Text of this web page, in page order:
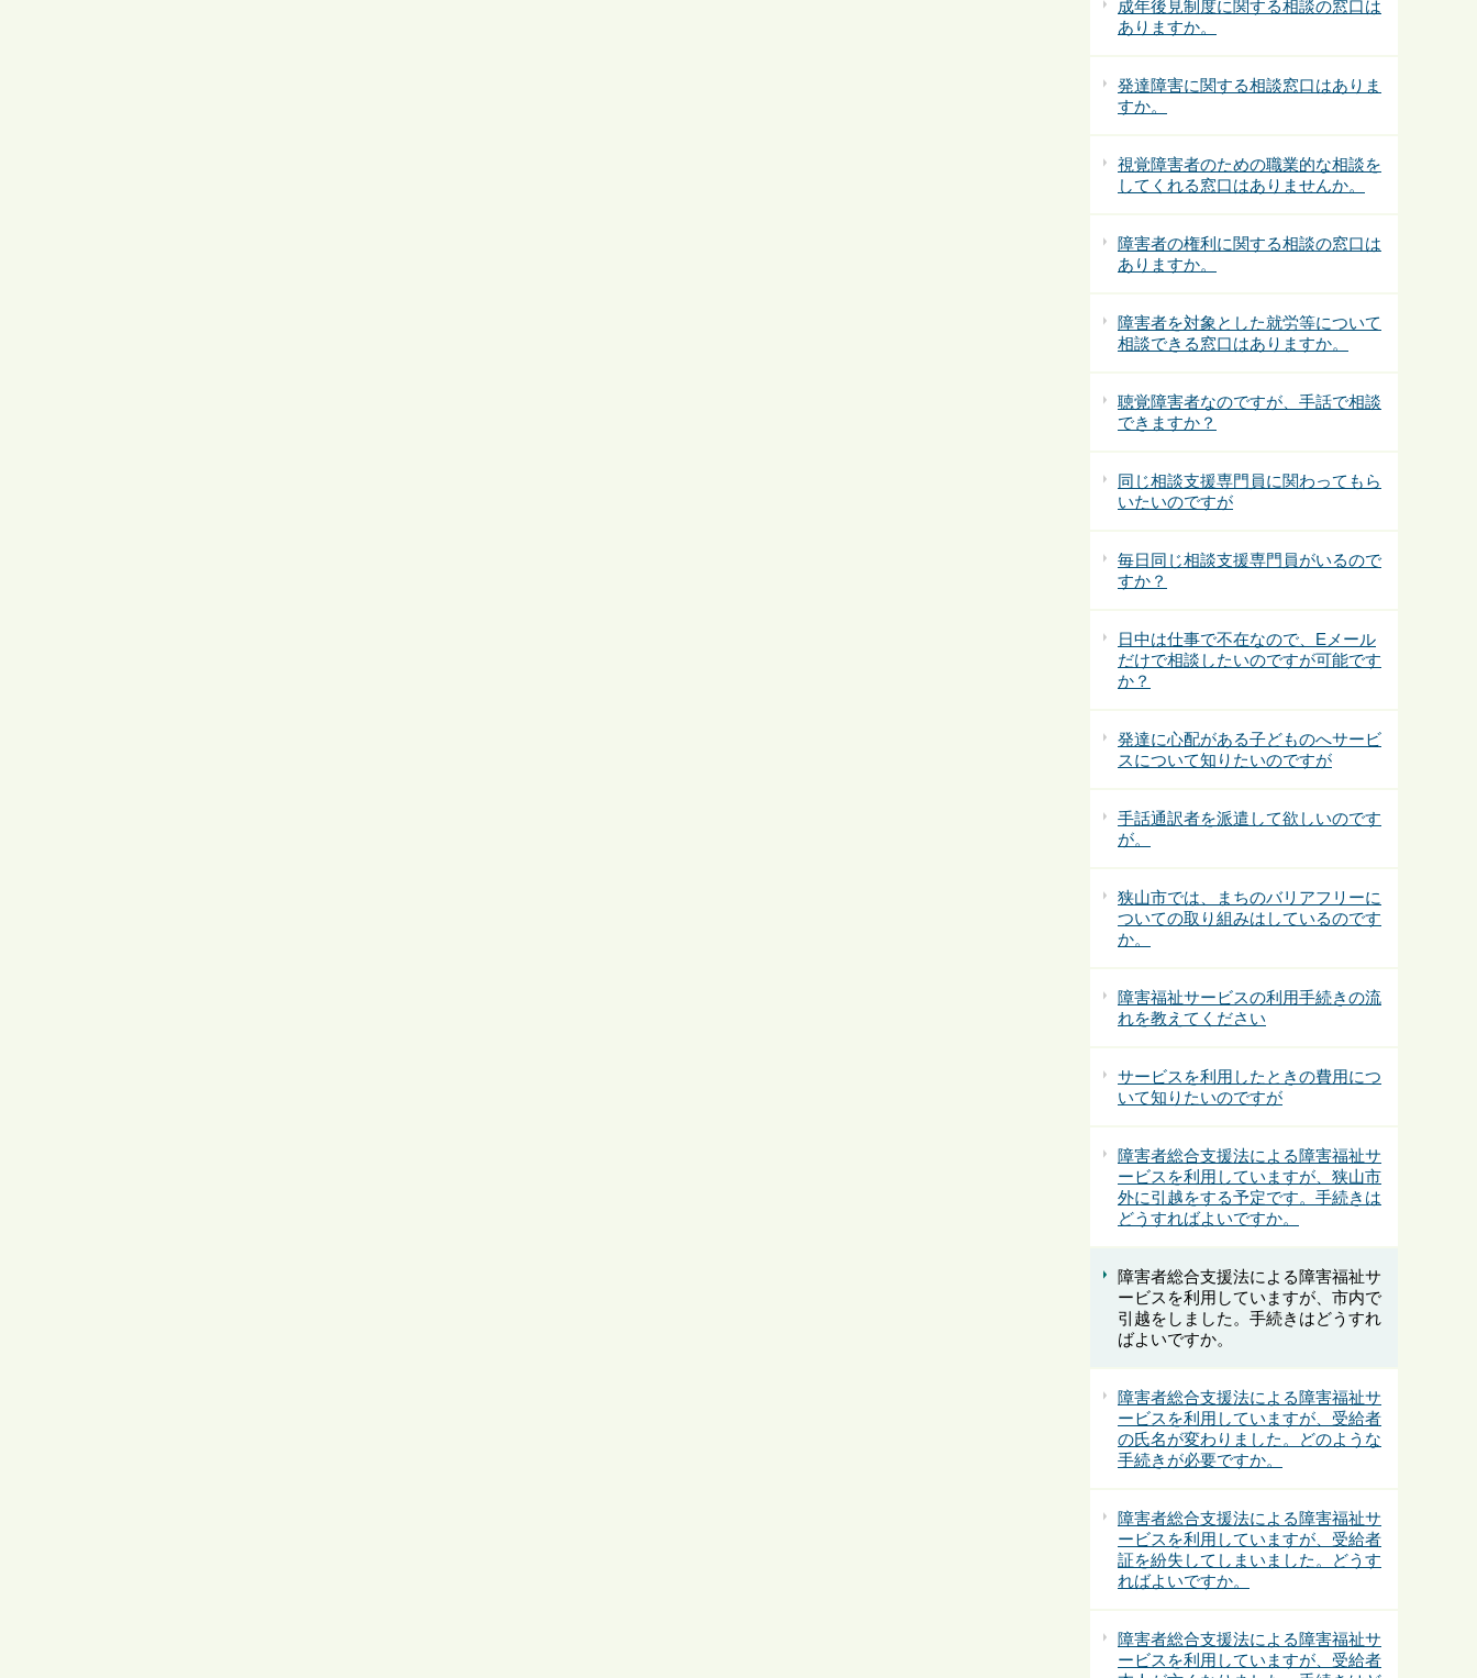
成年後見制度に関する相談の窓口は
ありますか。
発達障害に関する相談窓口はありま
すか。
視覚障害者のための職業的な相談を
してくれる窓口はありませんか。
障害者の権利に関する相談の窓口は
ありますか。
障害者を対象とした就労等について
相談できる窓口はありますか。
聴覚障害者なのですが、手話で相談
できますか？
同じ相談支援専門員に関わってもら
いたいのですが
毎日同じ相談支援専門員がいるので
すか？
日中は仕事で不在なので、Eメール
だけで相談したいのですが可能です
か？
発達に心配がある子どものへサービ
スについて知りたいのですが
手話通訳者を派遣して欲しいのです
が。
狭山市では、まちのバリアフリーに
ついての取り組みはしているのです
か。
障害福祉サービスの利用手続きの流
れを教えてください
サービスを利用したときの費用につ
いて知りたいのですが
障害者総合支援法による障害福祉サ
ービスを利用していますが、狭山市
外に引越をする予定です。手続きは
どうすればよいですか。
障害者総合支援法による障害福祉サ
ービスを利用していますが、市内で
引越をしました。手続きはどうすれ
ばよいですか。
障害者総合支援法による障害福祉サ
ービスを利用していますが、受給者
の氏名が変わりました。どのような
手続きが必要ですか。
障害者総合支援法による障害福祉サ
ービスを利用していますが、受給者
証を紛失してしまいました。どうす
ればよいですか。
障害者総合支援法による障害福祉サ
ービスを利用していますが、受給者